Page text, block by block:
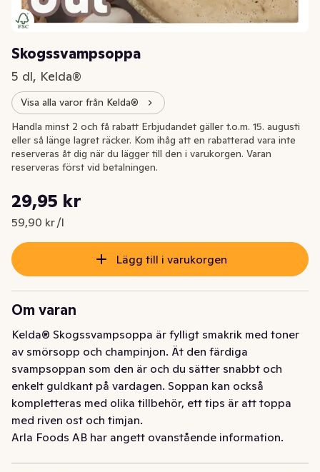
Skogssvampsoppa
5 dl, Kelda®
Visa alla varor från Kelda®
Nuvarande pris är: 29,95 kr
29,95 kr
59,90 kr /l
Styckpris: 59,90 kr /l
Handla minst 2 och få rabatt Erbjudandet gäller t.o.m. 15. augusti
eller så länge lagret räcker. Kom ihåg att en rabatterad vara inte
reserveras åt dig när du lägger till den i varukorgen. Varan
reserveras först vid betalningen.
Lägg till i varukorgen
Om varan
Kelda® Skogssvampsoppa är fylligt smakrik med toner
av smörsopp och champinjon. Ät den färdiga
svampsoppan som den är och du sätter snabbt och
enkelt guldkant på vardagen. Soppan kan också
kompletteras med olika tillbehör, ett tips är att toppa
med riven ost och timjan.
Arla Foods AB har angett ovanstående information.